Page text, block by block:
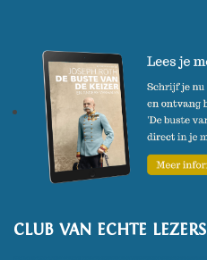
CLUB VAN ECHTE LEZERS